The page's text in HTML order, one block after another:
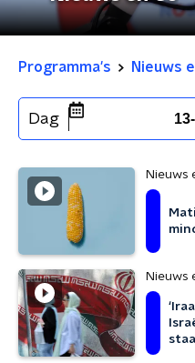
Programma's Nieuws
Dag
Nieuws
Nieuws